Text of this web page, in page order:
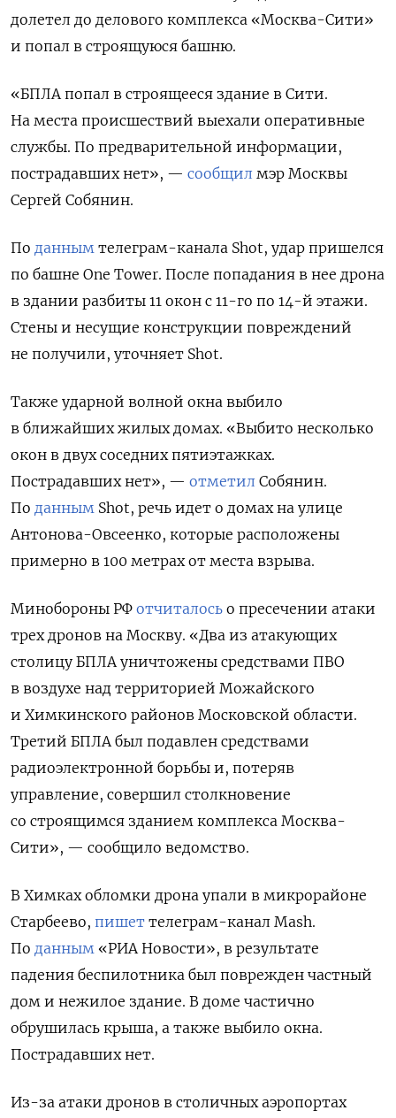
долетел до делового комплекса «Москва-Сити»
и попал в строящуюся башню.
«БПЛА попал в строящееся здание в Сити.
На места происшествий выехали оперативные
службы. По предварительной информации,
пострадавших нет», — сообщил мэр Москвы
Сергей Собянин.
По данным телеграм-канала Shot, удар пришелся
по башне One Tower. После попадания в нее дрона
в здании разбиты 11 окон с 11-го по 14-й этажи.
Стены и несущие конструкции повреждений
не получили, уточняет Shot.
Также ударной волной окна выбило
в ближайших жилых домах. «Выбито несколько
окон в двух соседних пятиэтажках.
Пострадавших нет», — отметил Собянин.
По данным Shot, речь идет о домах на улице
Антонова-Овсеенко, которые расположены
примерно в 100 метрах от места взрыва.
Минобороны РФ отчиталось о пресечении атаки
трех дронов на Москву. «Два из атакующих
столицу БПЛА уничтожены средствами ПВО
в воздухе над территорией Можайского
и Химкинского районов Московской области.
Третий БПЛА был подавлен средствами
радиоэлектронной борьбы и, потеряв
управление, совершил столкновение
со строящимся зданием комплекса Москва-
Сити», — сообщило ведомство.
В Химках обломки дрона упали в микрорайоне
Старбеево, пишет телеграм-канал Mash.
По данным «РИА Новости», в результате
падения беспилотника был поврежден частный
дом и нежилое здание. В доме частично
обрушилась крыша, а также выбило окна.
Пострадавших нет.
Из-за атаки дронов в столичных аэропортах